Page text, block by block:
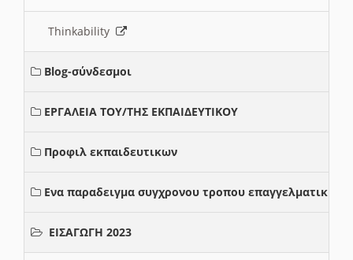
Thinkability
Blog-σύνδεσμοι
ΕΡΓΑΛΕΙΑ ΤΟΥ/ΤΗΣ ΕΚΠΑΙΔΕΥΤΙΚΟΥ
Προφιλ εκπαιδευτικων
Ενα παραδειγμα συγχρονου τροπου επαγγελματικης
ΕΙΣΑΓΩΓΗ 2023